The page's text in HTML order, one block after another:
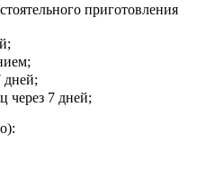
приготовления
дней;
через 7 дней;